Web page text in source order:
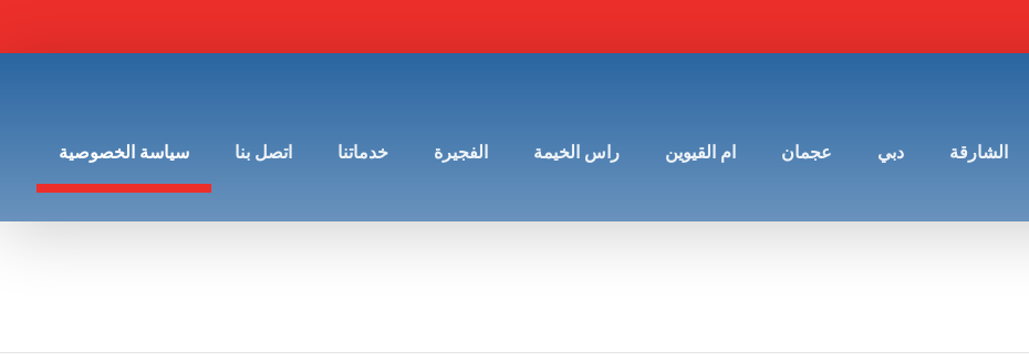
الشارقة دبي عجمان ام القيوين راس الخيمة الفجيرة خدماتنا اتصل بنا سياسة الخصوصية